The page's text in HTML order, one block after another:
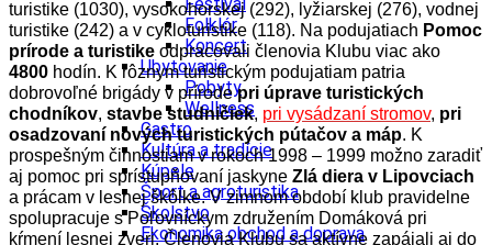
Folklór
Koncert
Ubytovanie
Pobyty
Wellness
Gastro
Kultúra a tradície
Kúpele
Šport a agroturistika
Školstvo
Ekonomika obchod a doprava
turistike (1030), vysokohorskej (292), lyžiarskej (276), vodnej
turistike (242) a v cykloturistike (118). Na podujatiach Pomoc
prírode a turistike odpracovali členovia Klubu viac ako
4800 hodín. K rôznym turistickým podujatiam patria
dobrovoľné brigády v prírodepri úprave turistických
chodníkov, stavbe studničiek, pri vysádzaní stromov, pri
osadzovaní nových turistických pútačov a máp. K
prospešným činnostiam v rokoch 1998 – 1999 možno zaradiť
aj pomoc pri sprístupňovaní jaskyne Zlá diera v Lipovciach
a prácam v lesnej škôlke. V zimnom období klub pravidelne
spolupracuje s Poľovníckym združením Domáková pri
kŕmení lesnej zveri. Členovia Klubu sa aktívne zapájali aj do